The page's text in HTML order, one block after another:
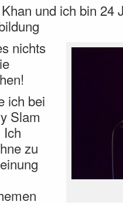
und ich bin 24
nichts
ich bei
Slam
Ich
zu